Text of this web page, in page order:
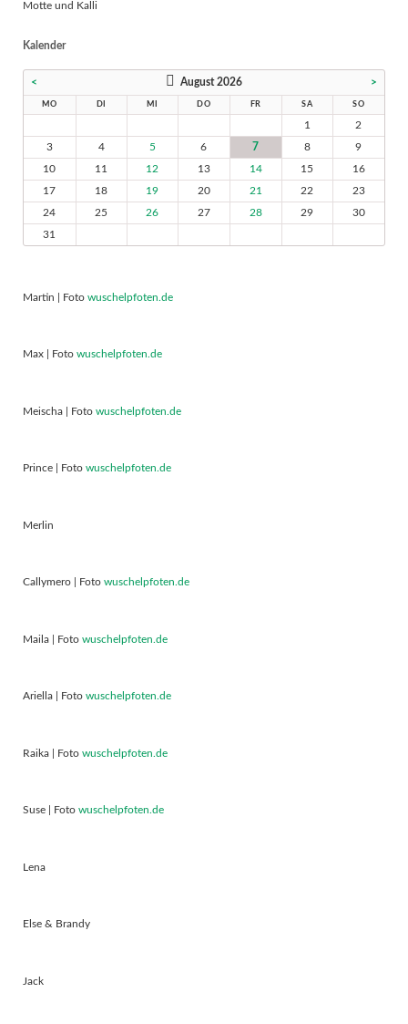
Motte und Kalli
Kalender
< August 2026 >
MO DI MI DO FR SA SO
1
2
3
4 5 6 7 8
9
10
11 12 13 14 15
16
17
18 19 20 21 22
23
24
25 26 27 28 29
30
31
Martin | Foto wuschelpfoten.de
Max | Foto wuschelpfoten.de
Meischa | Foto wuschelpfoten.de
Prince | Foto wuschelpfoten.de
Merlin
Callymero | Foto wuschelpfoten.de
Maila | Foto wuschelpfoten.de
Ariella | Foto wuschelpfoten.de
Raika | Foto wuschelpfoten.de
Suse | Foto wuschelpfoten.de
Lena
Else & Brandy
Jack